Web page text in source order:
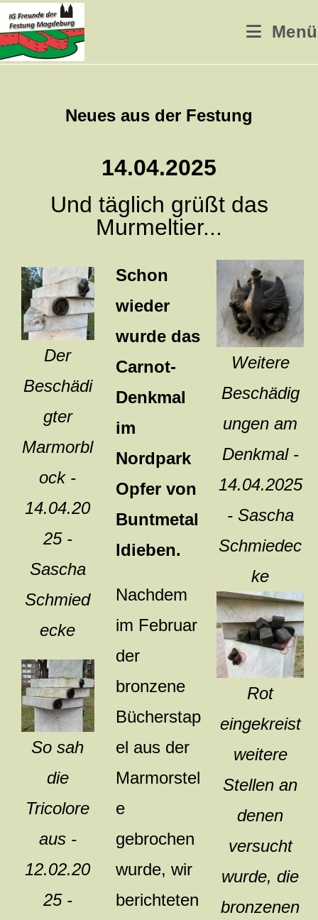
Menü
Neues aus der Festung
14.04.2025
Und täglich grüßt das
Murmeltier...
Der
Beschädi
gter
Marmorbl
ock -
14.04.20
25 -
Sascha
Schmied
ecke
So sah
die
Tricolore
aus -
12.02.20
25 -
Schon
wieder
wurde das
Carnot-
Denkmal
im
Nordpark
Opfer von
Buntmetal
ldieben.
Nachdem
im Februar
der
bronzene
Bücherstap
el aus der
Marmorstel
e
gebrochen
wurde, wir
berichteten
Weitere
Beschädig
ungen am
Denkmal -
14.04.2025
- Sascha
Schmiedec
ke
Rot
eingekreist
weitere
Stellen an
denen
versucht
wurde, die
bronzenen